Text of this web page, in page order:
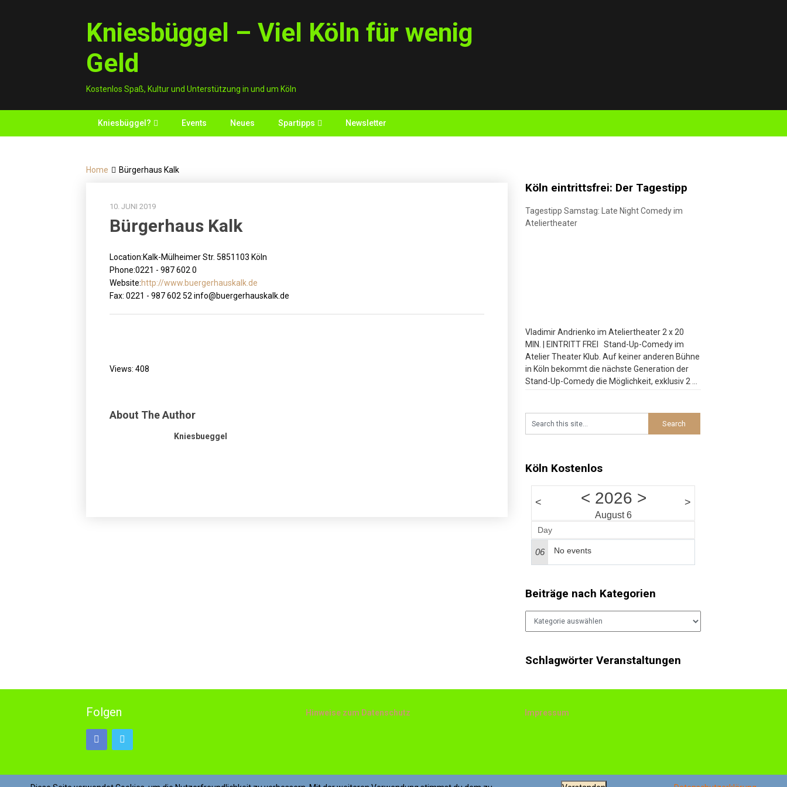
Kniesbüggel – Viel Köln für wenig
Geld
Kostenlos Spaß, Kultur und Unterstützung in und um Köln
Kniesbüggel? Events Neues Spartipps Newsletter
Home Bürgerhaus Kalk
10. JUNI 2019
Bürgerhaus Kalk
Location:Kalk-Mülheimer Str. 5851103 Köln
Phone:0221 - 987 602 0
Website:http://www.buergerhauskalk.de
Fax: 0221 - 987 602 52 info@buergerhauskalk.de
Views: 408
About The Author
Kniesbueggel
Köln eintrittsfrei: Der Tagestipp
Tagestipp Samstag: Late Night Comedy im
Ateliertheater
Vladimir Andrienko im Ateliertheater 2 x 20
MIN. | EINTRITT FREI Stand-Up-Comedy im
Atelier Theater Klub. Auf keiner anderen Bühne
in Köln bekommt die nächste Generation der
Stand-Up-Comedy die Möglichkeit, exklusiv 2 x
Köln Kostenlos
< < 2026 >
August 6
>
Day
06 No events
Beiträge nach Kategorien
Schlagwörter Veranstaltungen
Folgen Hinweise zum Datenschutz Impressum